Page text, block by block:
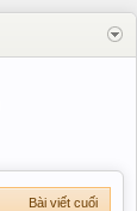
Bài viết cuối